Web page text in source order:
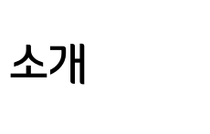
검진 전 주의사항
개